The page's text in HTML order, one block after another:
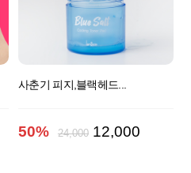
사춘기 피지,블랙헤드...
50% 24,000 12,000